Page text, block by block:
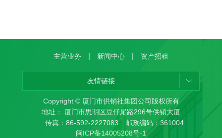
主营业务 | 新闻中心 | 资产招租
友情链接
Copyright © 厦门市供销社集团公司版权所有
地址： 厦门市思明区豆仔尾路296号供销大厦
传真：86-592-2227083 邮政编码：361004
闽ICP备14005208号-1